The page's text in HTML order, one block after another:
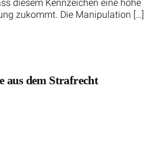
diesem Kennzeichen eine hohe
zukommt. Die Manipulation […]
aus dem Strafrecht